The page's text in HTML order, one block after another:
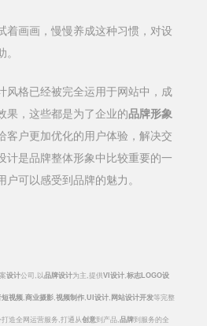
着画画，慢慢养成这种习惯，对设
风格已经被完全运用于网站中，成
果，这些都是为了企业的品牌形象
客户更加优化的用户体验，解决交
计是品牌整体形象中比较重要的一
可以感受到品牌的魅力。
设计公司,以品牌设计为主,提供VI 设计,标志 LOGO设
短视频,商业摄影,视频制作,UI 设计, 网站设计开发等完整
造全网运营服务,打通从创意到产品,品牌到服务的全